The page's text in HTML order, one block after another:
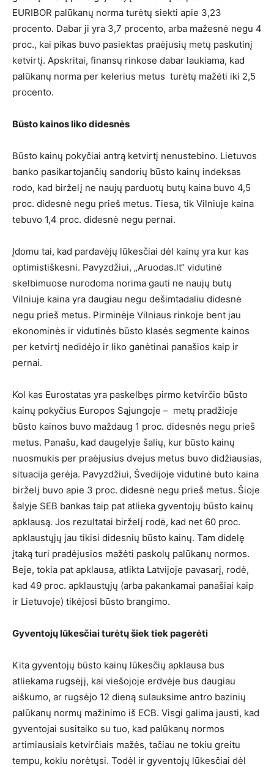
EURIBOR palūkanų norma turėtų siekti apie 3,23
procento. Dabar ji yra 3,7 procento, arba mažesnė negu 4
proc., kai pikas buvo pasiektas praėjusių metų paskutinį
ketvirtį. Apskritai, finansų rinkose dabar laukiama, kad
palūkanų norma per kelerius metus turėtų mažėti iki 2,5
procento.
Būsto kainos liko didesnės
Būsto kainų pokyčiai antrą ketvirtį nenustebino. Lietuvos
banko pasikartojančių sandorių būsto kainų indeksas
rodo, kad birželį ne naujų parduotų butų kaina buvo 4,5
proc. didesnė negu prieš metus. Tiesa, tik Vilniuje kaina
tebuvo 1,4 proc. didesnė negu pernai.
Įdomu tai, kad pardavėjų lūkesčiai dėl kainų yra kur kas
optimistiškesni. Pavyzdžiui, „Aruodas.lt“ vidutinė
skelbimuose nurodoma norima gauti ne naujų butų
Vilniuje kaina yra daugiau negu dešimtadaliu didesnė
negu prieš metus. Pirminėje Vilniaus rinkoje bent jau
ekonominės ir vidutinės būsto klasės segmente kainos
per ketvirtį nedidėjo ir liko ganėtinai panašios kaip ir
pernai.
Kol kas Eurostatas yra paskelbęs pirmo ketvirčio būsto
kainų pokyčius Europos Sąjungoje – metų pradžioje
būsto kainos buvo maždaug 1 proc. didesnės negu prieš
metus. Panašu, kad daugelyje šalių, kur būsto kainų
nuosmukis per praėjusius dvejus metus buvo didžiausias,
situacija gerėja. Pavyzdžiui, Švedijoje vidutinė buto kaina
birželį buvo apie 3 proc. didesnė negu prieš metus. Šioje
šalyje SEB bankas taip pat atlieka gyventojų būsto kainų
apklausą. Jos rezultatai birželį rodė, kad net 60 proc.
apklaustųjų jau tikisi didesnių būsto kainų. Tam didelę
įtaką turi pradėjusios mažėti paskolų palūkanų normos.
Beje, tokia pat apklausa, atlikta Latvijoje pavasarį, rodė,
kad 49 proc. apklaustųjų (arba pakankamai panašiai kaip
ir Lietuvoje) tikėjosi būsto brangimo.
Gyventojų lūkesčiai turėtų šiek tiek pagerėti
Kita gyventojų būsto kainų lūkesčių apklausa bus
atliekama rugsėjį, kai viešojoje erdvėje bus daugiau
aiškumo, ar rugsėjo 12 dieną sulauksime antro bazinių
palūkanų normų mažinimo iš ECB. Visgi galima jausti, kad
gyventojai susitaiko su tuo, kad palūkanų normos
artimiausiais ketvirčiais mažės, tačiau ne tokiu greitu
tempu, kokiu norėtųsi. Todėl ir gyventojų lūkesčiai dėl